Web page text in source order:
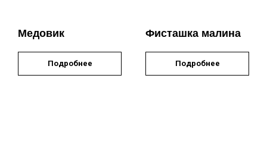
Медовик
Подробнее
Фисташка малина
Подробнее